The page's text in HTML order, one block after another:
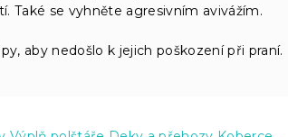
Také se vyhněte agresivním avivážím.
aby nedošlo k jejich poškození při praní.